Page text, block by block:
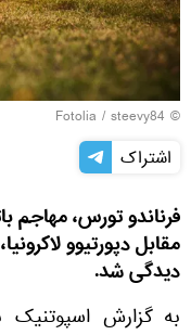
©
Fotolia / steevy84
اشتراک
فرناندو تورس، مهاجم
مقابل دپورتیوو
دیدگی شد.
به گزارش